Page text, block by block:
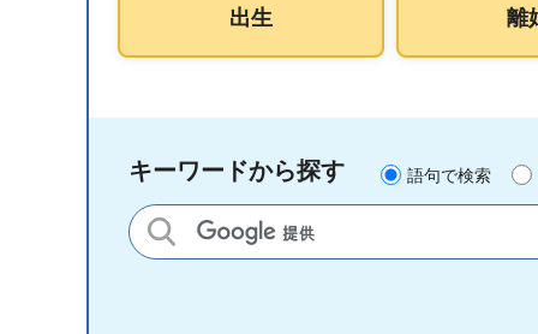
出生 離
キーワードから探す 語句で検索
サイト内検索